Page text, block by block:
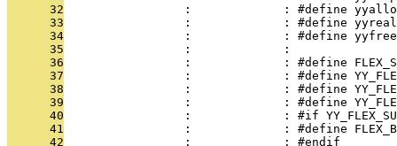
      32
:             : #define
      33
:             : #define
      34
:             : #define
      35
                 :             :
      36
:             : #define
      37
:             : #define
      38
:             : #define
      39
:             : #define
      40
:             : #if
      41
:             : #define
      42
                 :             : #endif